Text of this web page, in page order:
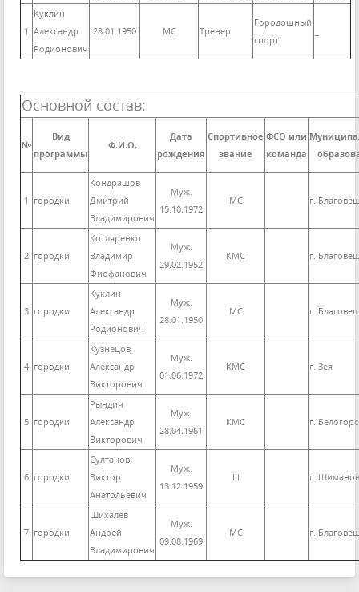
1
Куклин
Александр
Родионович
28.01.1950 МС Тренер
Городошный
спорт
Основной состав:
№
Вид
программы
Ф.И.О.
Дата
рождения
Спортивное
звание
ФСО или
команда
1 городки
Кондрашов
Дмитрий
Владимирович
Муж.
15.10.1972
МС г.
2 городки
Котляренко
Владимир
Фиофанович
Муж.
29.02.1952
КМС г.
3 городки
Куклин
Александр
Родионович
Муж.
28.01.1950
МС г.
4 городки
Кузнецов
Александр
Викторович
Муж.
01.06.1972
КМС г. Зея
5 городки
Рындич
Александр
Викторович
Муж.
28.04.1961
КМС г.
6 городки
Султанов
Виктор
Анатольевич
Муж.
13.12.1959
III г.
7 городки
Шихалев
Андрей
Владимирович
Муж.
09.08.1969
МС г.